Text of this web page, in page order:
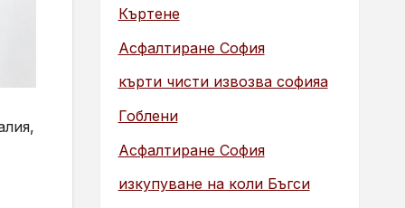
Къртене
Асфалтиране София
кърти чисти извозва софияа
Гоблени
Асфалтиране София
изкупуване на коли Бъгси